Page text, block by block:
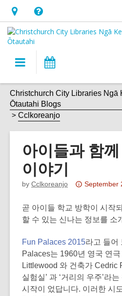
Hours
&
Location,
opens
overlay
Help,
opens
an
overlay
Main
navigation
Christchurch City Libraries Ngā
Ōtautahi Blogs
Cclkoreanjo
아이들과 함
이야기
by Cclkoreanjo
Attention:
post
is
3
years
old
and
the
September
곧 아이들 학교 방학이 시작
할 수 있는 신나는 정보를 소
Fun Palaces 2015라고 들어
Palaces는 1960년 영국 연
Littlewood 와 건축가 Cedric
실험실’ 과 ‘거리의 우주’라
시작이 었답니다. 이러한 시